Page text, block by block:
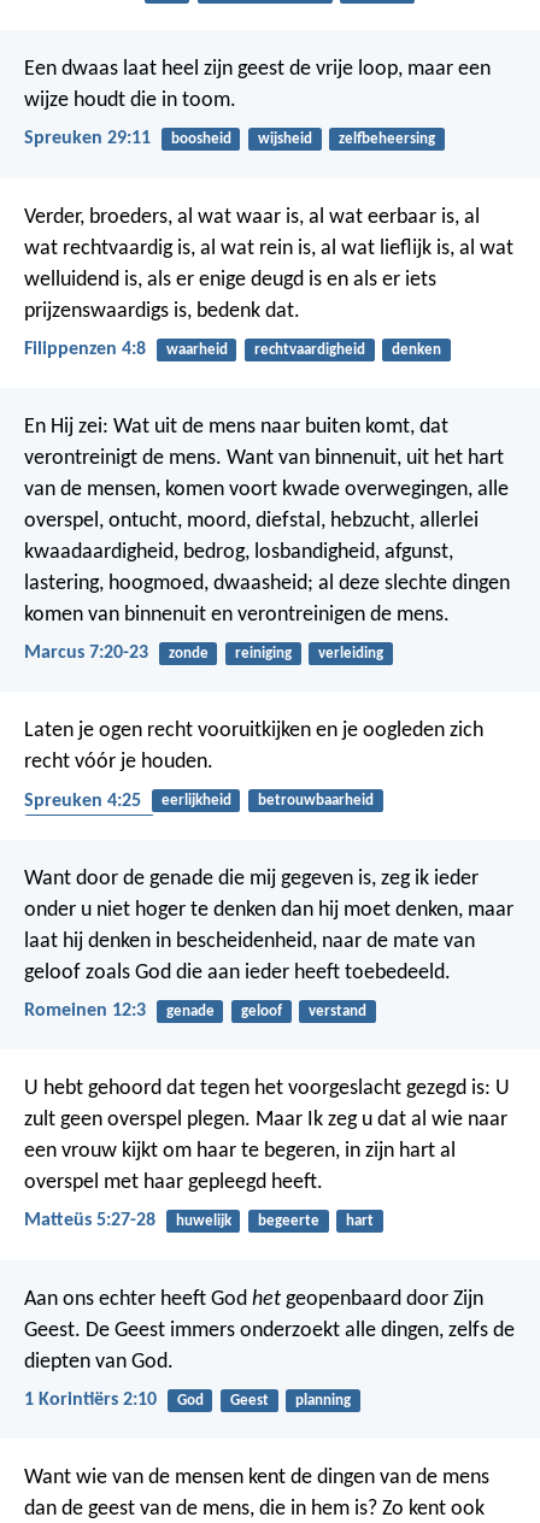
Een dwaas laat heel zijn geest de vrije loop, maar een
wijze houdt die in toom.
Spreuken 29:11 boosheid wijsheid zelfbeheersing
Verder, broeders, al wat waar is, al wat eerbaar is, al
wat rechtvaardig is, al wat rein is, al wat lieflijk is, al wat
welluidend is, als er enige deugd is en als er iets
prijzenswaardigs is, bedenk dat.
Filippenzen 4:8 waarheid rechtvaardigheid denken
En Hij zei: Wat uit de mens naar buiten komt, dat
verontreinigt de mens. Want van binnenuit, uit het hart
van de mensen, komen voort kwade overwegingen, alle
overspel, ontucht, moord, diefstal, hebzucht, allerlei
kwaadaardigheid, bedrog, losbandigheid, afgunst,
lastering, hoogmoed, dwaasheid; al deze slechte dingen
komen van binnenuit en verontreinigen de mens.
Marcus 7:20-23 zonde reiniging verleiding
Laten je ogen recht vooruitkijken en je oogleden zich
recht vóór je houden.
Spreuken 4:25 eerlijkheid
betrouwbaarheid
Want door de genade die mij gegeven is, zeg ik ieder
onder u niet hoger te denken dan hij moet denken, maar
laat hij denken in bescheidenheid, naar de mate van
geloof zoals God die aan ieder heeft toebedeeld.
Romeinen 12:3 genade geloof verstand
U hebt gehoord dat tegen het voorgeslacht gezegd is: U
zult geen overspel plegen. Maar Ik zeg u dat al wie naar
een vrouw kijkt om haar te begeren, in zijn hart al
overspel met haar gepleegd heeft.
Matteüs 5:27-28 huwelijk begeerte hart
Aan ons echter heeft God het geopenbaard door Zijn
Geest. De Geest immers onderzoekt alle dingen, zelfs de
diepten van God.
1 Korintiërs 2:10 God Geest planning
Want wie van de mensen kent de dingen van de mens
dan de geest van de mens, die in hem is? Zo kent ook